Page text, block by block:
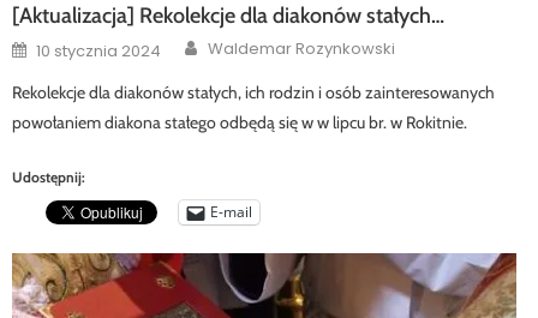
[Aktualizacja] Rekolekcje dla diakonów stałych…
Posted
on
10 stycznia 2024 Author
Waldemar Rozynkowski
Rekolekcje dla diakonów stałych, ich rodzin i osób zainteresowanych
powołaniem diakona stałego odbędą się w w lipcu br. w Rokitnie.
Udostępnij:
E-mail